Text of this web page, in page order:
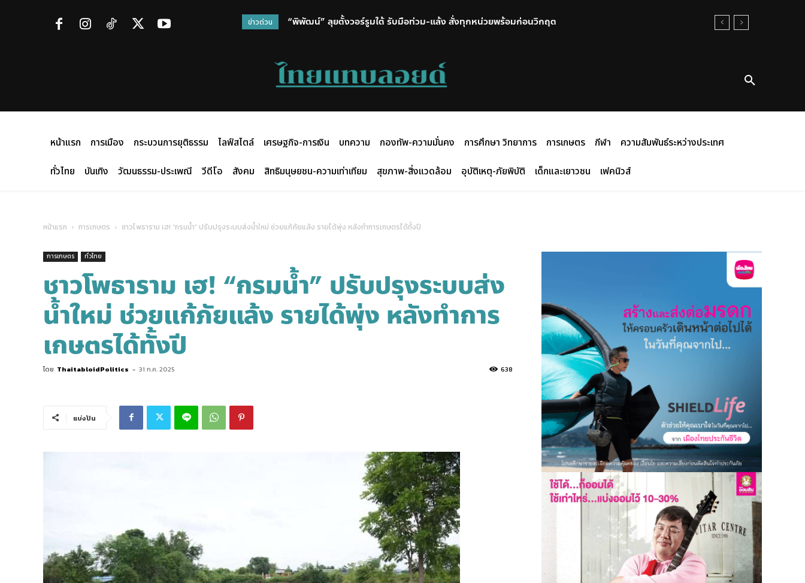
ข่าวด่วน “พิพัฒน์” ลุยตั้งวอร์รูมใต้ รับมือท่วม-แล้ง สั่งทุกหน่วยพร้อมก่อนวิกฤต
สำนักงานตำรวจแห่งชาติ ขับเคลื่อนการเตรียมพร้อมรับมือภัยคุกคามรุนแรงสู่ภาคประชาชน
หน้าแรก การเมือง กระบวนการยุติธรรม ไลฟ์สไตล์ เศรษฐกิจ-การเงิน บทความ กองทัพ-ความมั่นคง การศึกษา วิทยาการ การเกษตร กีฬา
ความสัมพันธ์ระหว่างประเทศ
ทั่วไทย
บันเทิง วัฒนธรรม-ประเพณี วีดีโอ สังคม สิทธิมนุษยชน-ความเท่าเทียม สุขภาพ-สิ่งแวดล้อม อุบัติเหตุ-ภัยพิบัติ เด็กและเยาวชน เฟคนิวส์
หน้าแรก การเกษตร ชาวโพธาราม เฮ! “กรมน้ำ” ปรับปรุงระบบส่งน้ำใหม่ ช่วยแก้ภัยแล้ง รายได้พุ่ง หลังทำการเกษตรได้ทั้งปี
การเกษตร ทั่วไทย
ชาวโพธาราม เฮ! “กรมน้ำ” ปรับปรุงระบบส่ง
น้ำใหม่ ช่วยแก้ภัยแล้ง รายได้พุ่ง หลังทำการ
เกษตรได้ทั้งปี
โดย ThaitabloidPolitics - 31 ก.ค. 2025 638
แบ่งปัน